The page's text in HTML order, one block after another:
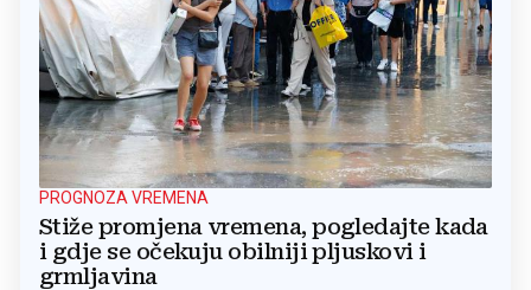
PROGNOZA VREMENA
Stiže promjena vremena, pogledajte kada
i gdje se očekuju obilniji pljuskovi i
grmljavina